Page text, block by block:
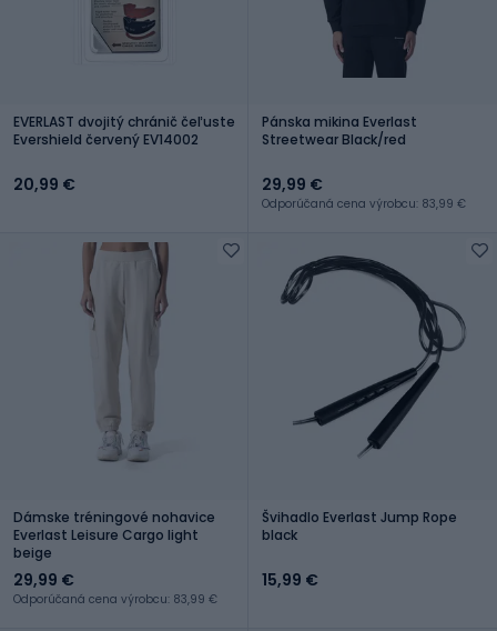
EVERLAST dvojitý chránič čeľuste
Evershield červený EV14002
20,99 €
Pánska mikina Everlast
Streetwear Black/red
29,99 €
Odporúčaná cena výrobcu: 83,99 €
Dámske tréningové nohavice
Everlast Leisure Cargo light
beige
29,99 €
Odporúčaná cena výrobcu: 83,99 €
Švihadlo Everlast Jump Rope
black
15,99 €